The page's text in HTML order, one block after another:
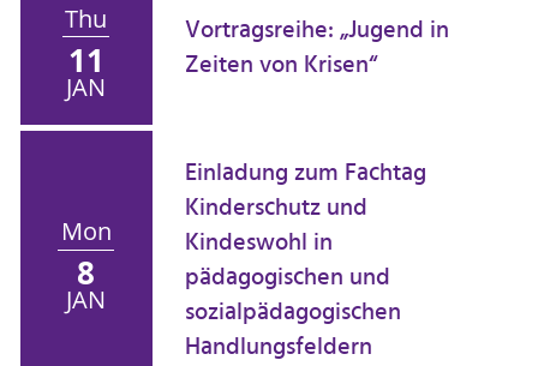
Thu
11
JAN
Vortragsreihe: „Jugend in
Zeiten von Krisen“
Mon
8
JAN
Einladung zum Fachtag
Kinderschutz und
Kindeswohl in
pädagogischen und
sozialpädagogischen
Handlungsfeldern